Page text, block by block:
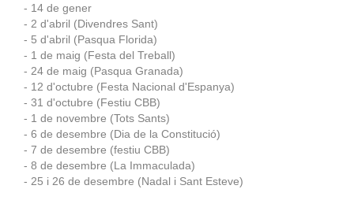
- 14 de gener
- 2 d'abril (Divendres Sant)
- 5 d'abril (Pasqua Florida)
- 1 de maig (Festa del Treball)
- 24 de maig (Pasqua Granada)
- 12 d'octubre (Festa Nacional d'Espanya)
- 31 d'octubre (Festiu CBB)
- 1 de novembre (Tots Sants)
- 6 de desembre (Dia de la Constitució)
- 7 de desembre (festiu CBB)
- 8 de desembre (La Immaculada)
- 25 i 26 de desembre (Nadal i Sant Esteve)